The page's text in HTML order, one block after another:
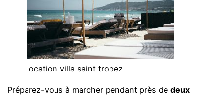
location villa saint tropez
Préparez-vous à marcher pendant près dedeux